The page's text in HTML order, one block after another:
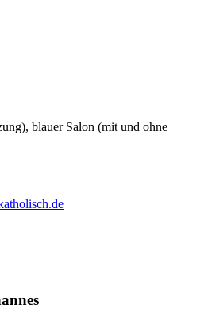
blauer Salon (mit und ohne